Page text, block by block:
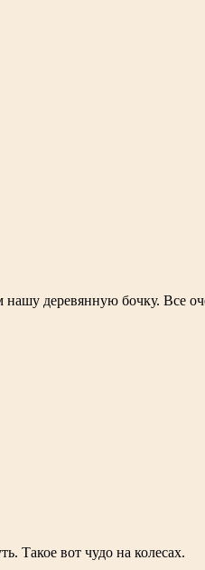
деревянную бочку. Все
Такое вот чудо на колесах.